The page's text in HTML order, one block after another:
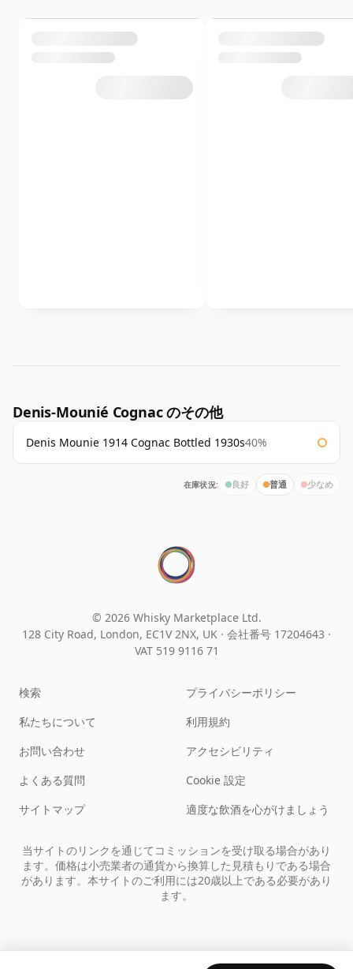
Denis-Mounié Cognac のその他
Denis Mounie 1914 Cognac Bottled 1930s40%
在庫状況: 良好 普通 少なめ
© 2026 Whisky Marketplace Ltd.
128 City Road, London, EC1V 2NX, UK · 会社番号 17204643 ·
VAT 519 9116 71
検索
私たちについて
お問い合わせ
よくある質問
サイトマップ
プライバシーポリシー
利用規約
アクセシビリティ
Cookie 設定
適度な飲酒を心がけましょう
当サイトのリンクを通じてコミッションを受け取る場合があり
ます。価格は小売業者の通貨から換算した見積もりである場合
があります。本サイトのご利用には20歳以上である必要があり
ます。